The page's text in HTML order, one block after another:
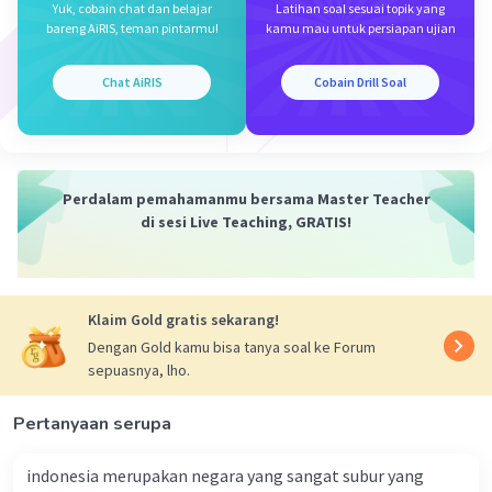
06 Oktober 2023 02:23
Dampak positif dari kegiatan yang disebutkan dalam
informasi tersebut adalah sebagai berikut:
spesies penyu. Dengan memungkinkan penyu muda
untuk mencapai laut dengan aman, peluang
masyarakat umum. Ketika orang-orang terlibat langsung
dalam pelestarian penyu, mereka lebih mungkin peduli
tentang perlindungan lingkungan dan keanekaragaman
hayati.
konservasi penyu yang dibuka untuk masyarakat umum
Yuk, cobain chat dan belajar
bareng AiRIS, teman pintarmu!
Chat AiRIS
Latihan soal sesuai topik yang
kamu mau untuk persiapan ujian
Cobain Drill Soal
Perdalam pemahamanmu bersama Master Teacher
di sesi Live Teaching, GRATIS!
Klaim Gold gratis sekarang!
Dengan Gold kamu bisa tanya soal ke Forum
sepuasnya, lho.
Pertanyaan serupa
indonesia merupakan negara yang sangat subur yang